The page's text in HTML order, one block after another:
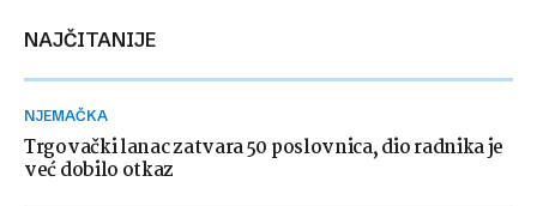
NAJČITANIJE
NJEMAČKA
Trgovački lanac zatvara 50 poslovnica, dio radnika je
već dobilo otkaz